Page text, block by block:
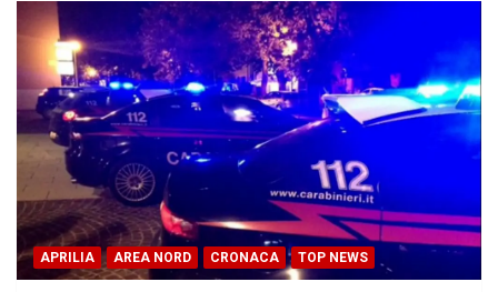
APRILIA AREA NORD CRONACA TOP NEWS